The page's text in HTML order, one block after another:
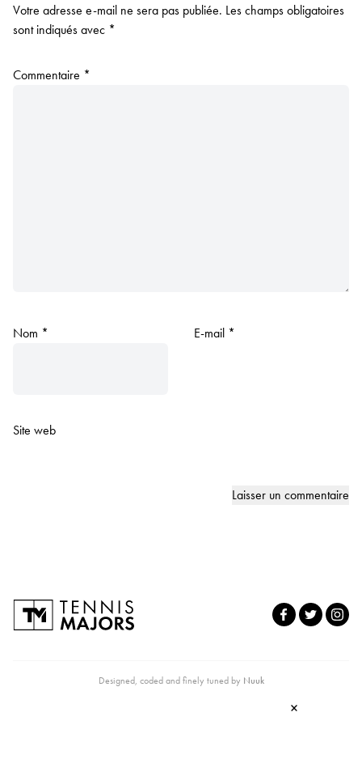
Votre adresse e-mail ne sera pas publiée. Les champs obligatoires
sont indiqués avec *
Commentaire *
Nom * E-mail *
Site web
Designed, coded and finely tuned by Nuuk
×